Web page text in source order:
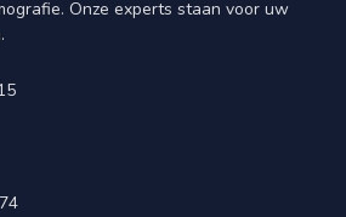
Onze experts staan voor uw